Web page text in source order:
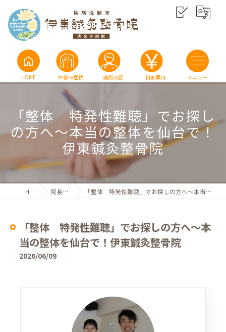
home
HOME お悩み症状 施術内容 料金案内
「整体 特発性難聴」でお探し
の方へ〜本当の整体を仙台で！
伊東鍼灸整骨院
HOME 院長ブログ 「整体 特発性難聴」でお探しの方へ〜本当の整体を仙台で！伊東鍼灸整骨院
「整体 特発性難聴」でお探しの方へ〜本
当の整体を仙台で！伊東鍼灸整骨院
2026/06/09